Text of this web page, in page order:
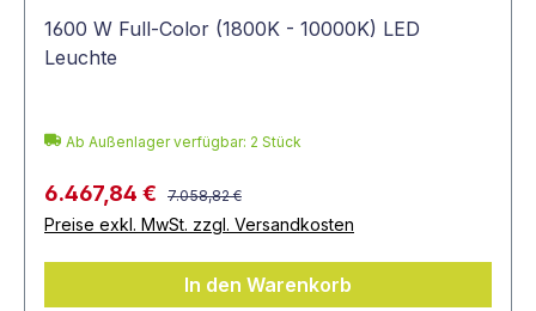
1600 W Full-Color (1800K - 10000K) LED
Leuchte
Ab Außenlager verfügbar: 2 Stück
6.467,84 € 7.058,82 €
Preise exkl. MwSt. zzgl. Versandkosten
In den Warenkorb